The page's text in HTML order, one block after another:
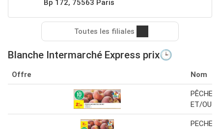
Bp 172, 75563 Paris
Toutes les filiales
Blanche Intermarché Express prix🕒
Offre Nom
PÊCHE
ET/OU
PECHE